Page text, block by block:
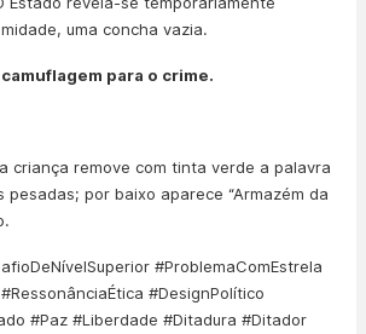
uma concha vazia.
para o crime.
criança remove com tinta verde a palavra
pesadas; por baixo aparece “Armazém da
#ProblemaComEstrela
#DesignPolítico
#Paz #Liberdade #Ditadura #Ditador